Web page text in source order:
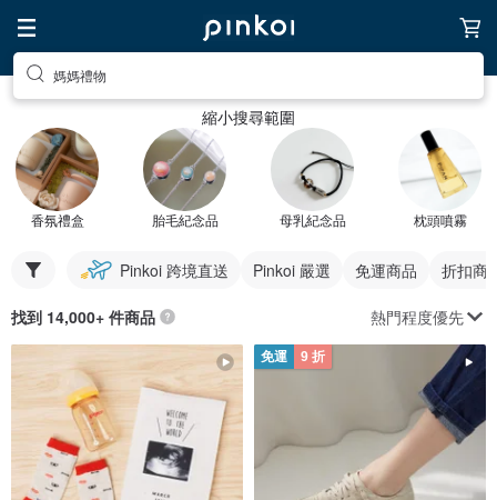
媽媽禮物
縮小搜尋範圍
香氛禮盒 胎毛紀念品 母乳紀念品 枕頭噴霧
Pinkoi 跨境直送 Pinkoi 嚴選 免運商品 折扣商
找到 14,000+ 件商品 熱門程度優先
免運 9 折